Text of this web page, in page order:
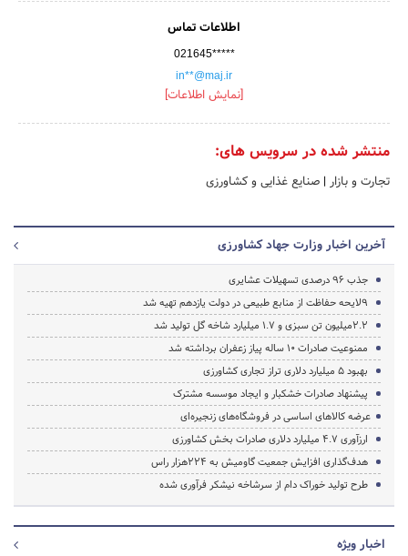
اطلاعات تماس
021645*****
in**@maj.ir
[نمایش اطلاعات]
منتشر شده در سرویس های:
تجارت و بازار | صنایع غذایی و کشاورزی
آخرین اخبار وزارت جهاد کشاورزی
جذب 96 درصدی تسهیلات عشایری
9لایحه حفاظت از منابع طبیعی در دولت یازدهم تهیه شد
2.2میلیون تن سبزی و 1.7 میلیارد شاخه گل تولید شد
ممنوعیت صادرات ۱۰ ساله پیاز زعفران برداشته شد
بهبود 5 میلیارد دلاری تراز تجاری کشاورزی
پیشنهاد صادرات خشکبار و ایجاد موسسه مشترک
عرضه کالاهای‌ اساسی در فروشگاه‌های زنجیره‌ای
ارزآوری 4.7 میلیارد دلاری صادرات بخش کشاورزی
هدف‌گذاری افزایش جمعیت گاومیش به 224هزار راس
طرح تولید خوراک دام از سرشاخه نیشکر فرآوری شده
اخبار ویژه